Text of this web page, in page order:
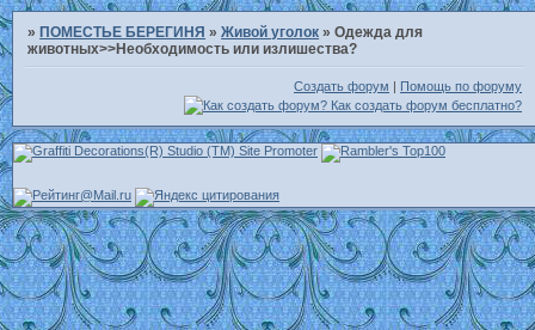
»ПОМЕСТЬЕ БЕРЕГИНЯ »Живой уголок »Одежда для
животных>>Необходимость или излишества?
Создать форум Помощь по форуму